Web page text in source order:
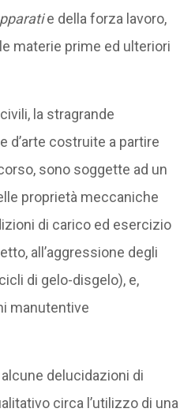
e della forza lavoro,
materie prime ed ulteriori
la stragrande
d’arte costruite a partire
sono soggette ad un
proprietà meccaniche
di carico ed esercizio
all’aggressione degli
di gelo-disgelo), e,
manutentive
delucidazioni di
circa l’utilizzo di una